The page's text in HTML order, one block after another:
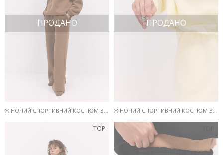
ПРОДАНО
ЖІНОЧИЙ СПОРТИВНИЙ КОСТЮМ З ТЕПЛОГО ТРИКОТАЖУ КОРИЧНЕВИЙ
ПРОДАНО
ЖІНОЧИЙ СПОРТИВНИЙ КОСТЮМ З ТЕПЛОГО ТРИКОТАЖУ КРЕМОВИЙ
TOP